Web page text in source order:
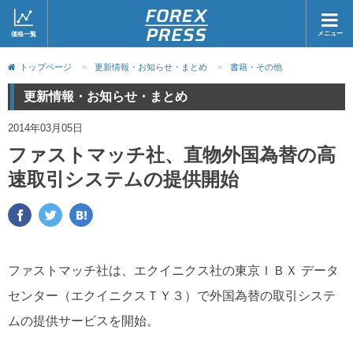
価格一覧 メニュー
ホーム ニュース
取引会社
コラム・レポート
ツイッター 動画
トップページ > 更新情報・お知らせ・まとめ > 書籍・その他
更新情報・お知らせ・まとめ
2014年03月05日
ファストマッチ社、直物外国為替の高
速取引システムの提供開始
ファストマッチ社は、エクイニクス社の東京ＩＢＸ データ
センター（エクイニクスＴＹ３）で外国為替の取引システ
ムの提供サービスを開始。